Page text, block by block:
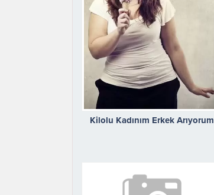
Kilolu Kadınım Erkek Arıyorum